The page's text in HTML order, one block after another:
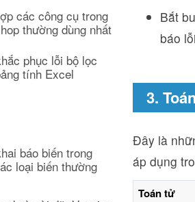
các công cụ trong
thường dùng nhất
phục lỗi bộ lọc
tính Excel
báo biến trong
loại biến thường
Bắt
báo
3.
Đây là
áp dụng
Toán tử